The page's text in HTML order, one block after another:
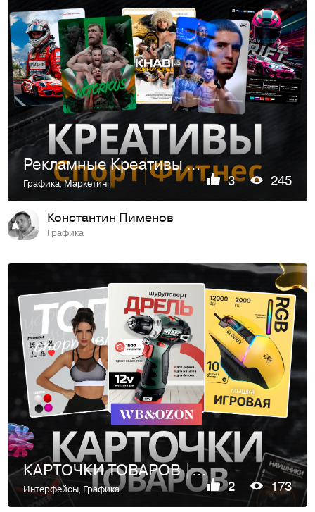
Рекламные Креативы Спорт| Фитнес
Графика,Маркетинг 3 245
Константин Пименов
Графика
КАРТОЧКИ ТОВАРОВ | ИНФОГРАФИКА ДЛЯ МАРКЕТПЛЕЙСОВ
Интерфейсы, Графика 2 173